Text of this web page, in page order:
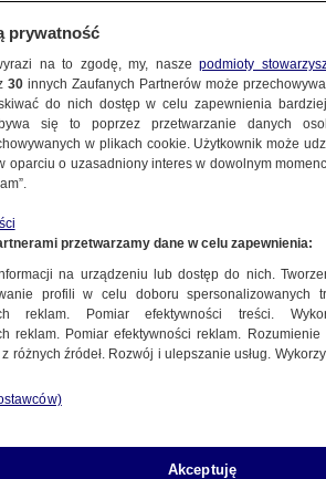
prywatność
na to zgodę, my, naszepodmioty
30 innych Zaufanych Partnerów może
do nich dostęp w celu zapewnienia
się to poprzez przetwarzanie danych
w plikach cookie. Użytkownik może
oparciu o uzasadniony interes w dowolnym
przetwarzamy dane w celu zapewnienia:
na urządzeniu lub dostęp do nich.
profili w celu doboru spersonalizowanych
reklam. Pomiar efektywności treści.
reklam. Pomiar efektywności reklam.
różnych źródeł. Rozwój i ulepszanie usług.
Akceptuję